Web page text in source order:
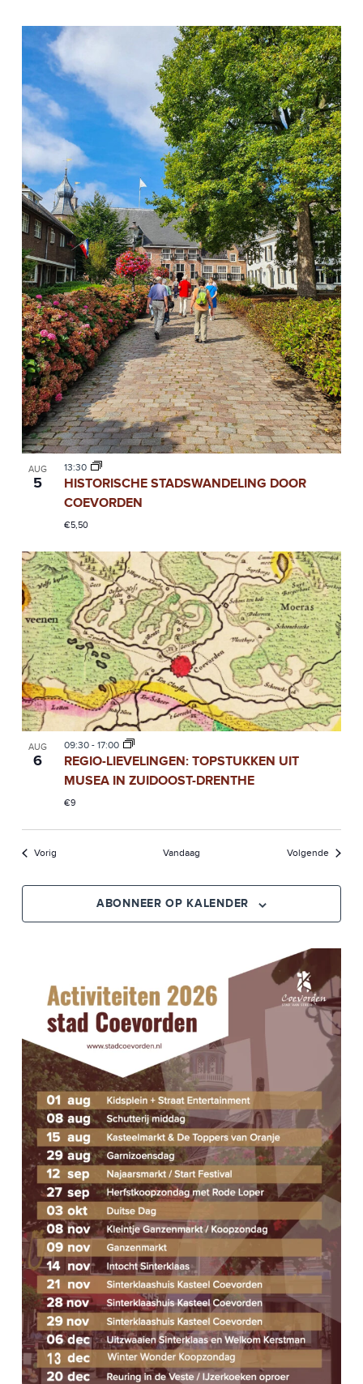
AUG
5
13:30
HISTORISCHE STADSWANDELING DOOR
COEVORDEN
€5,50
AUG
6
09:30 - 17:00
REGIO-LIEVELINGEN: TOPSTUKKEN UIT
MUSEA IN ZUIDOOST-DRENTHE
€9
VorigEvenementen Vandaag Volgende
ABONNEER OP KALENDER